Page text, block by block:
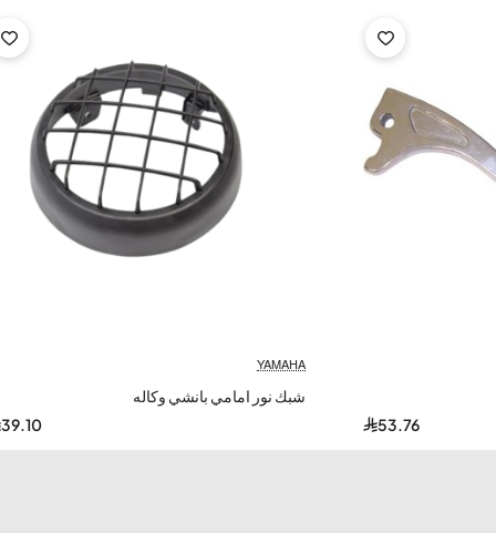
53.76
YAMAHA
شبك نور امامي بانشي وكاله
39.10